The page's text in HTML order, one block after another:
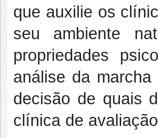
que auxilie os
seu ambiente
propriedades
análise da
decisão de quais
clínica de